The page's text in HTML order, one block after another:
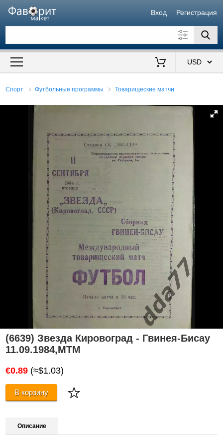
Вход Регистрация
Искать также в описании
Спорт Футбольные программы Товарищеские матчи
(6639) Звезда Кировоград - Гвинея-Бисау
11.09.1984,МТМ
€0.89 (≈$1.03)
В корзину
Описание